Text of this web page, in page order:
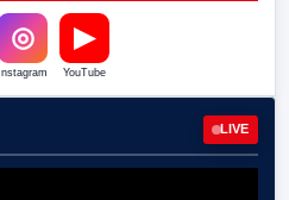
◎
Instagram
▶
YouTube
LIVE